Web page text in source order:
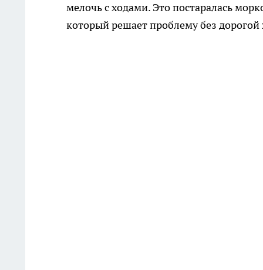
мелочь с ходами. Это постаралась
который решает проблему без